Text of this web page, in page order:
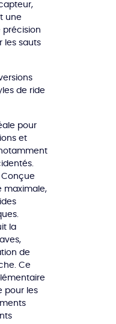
une
précision
les sauts
de ride
pour
et
Conçue
maximale,
la
de
Ce
pour les